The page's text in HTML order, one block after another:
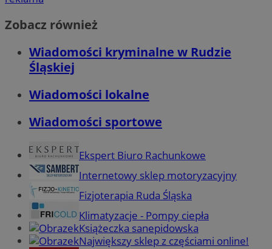
Zobacz również
Wiadomości kryminalne w Rudzie
Śląskiej
Wiadomości lokalne
Wiadomości sportowe
Ekspert Biuro Rachunkowe
Internetowy sklep motoryzacyjny
Fizjoterapia Ruda Śląska
Klimatyzacje - Pompy ciepła
Książeczka sanepidowska
Największy sklep z częściami online!